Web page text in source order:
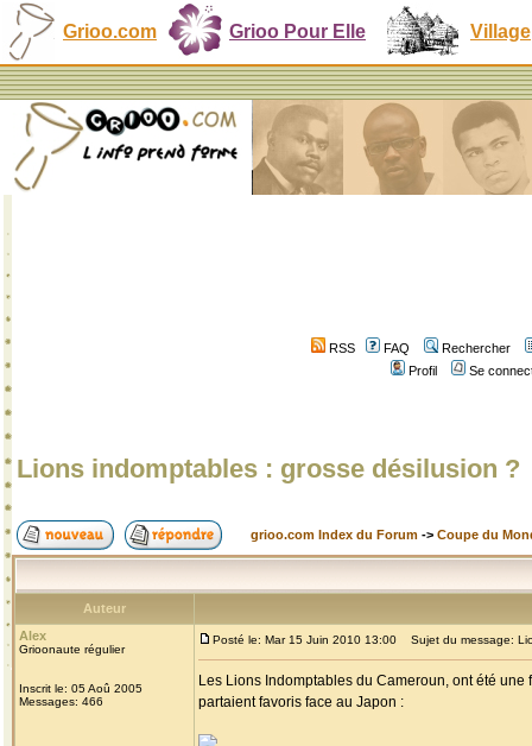
Grioo.com Grioo Pour Elle Village
RSS FAQ
Rechercher
Profil
Se
Lions indomptables : grosse désilusion ?
grioo.com Index du Forum -> Coupe du
Auteur
Alex
Grioonaute régulier
Inscrit le: 05 Aoû 2005
Messages: 466
Posté le: Mar 15 Juin 2010 13:00 Sujet du message:
Les Lions Indomptables du Cameroun, ont été
partaient favoris face au Japon :